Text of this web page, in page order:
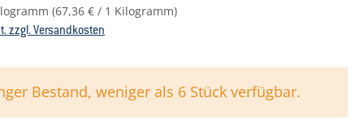
(67,36 € / 1 Kilogramm)
zzgl. Versandkosten
Bestand, weniger als 6 Stück verfügbar.